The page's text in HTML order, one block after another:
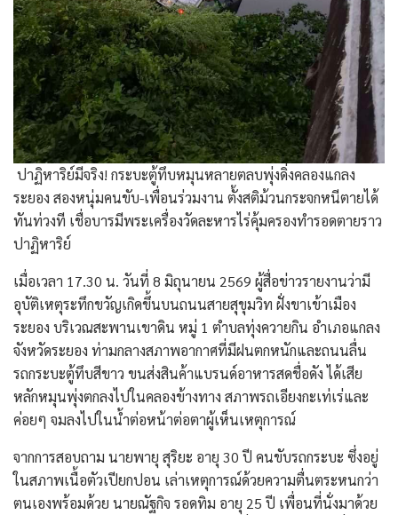
​ ​ปาฏิหาริย์มีจริง! กระบะตู้ทึบหมุนหลายตลบพุ่งดิ่งคลองแกลง
ระยอง สองหนุ่มคนขับ-เพื่อนร่วมงาน ตั้งสติม้วนกระจกหนีตายได้
ทันท่วงที เชื่อบารมีพระเครื่องวัดละหารไร่คุ้มครองทำรอดตายราว
ปาฏิหาริย์
​เมื่อเวลา 17.30 น. วันที่ 8 มิถุนายน 2569 ผู้สื่อข่าวรายงานว่ามี
อุบัติเหตุระทึกขวัญเกิดขึ้นบนถนนสายสุขุมวิท ฝั่งขาเข้าเมือง
ระยอง บริเวณสะพานเขาดิน หมู่ 1 ตำบลทุ่งควายกิน อำเภอแกลง
จังหวัดระยอง ท่ามกลางสภาพอากาศที่มีฝนตกหนักและถนนลื่น
รถกระบะตู้ทึบสีขาว ขนส่งสินค้าแบรนด์อาหารสดชื่อดัง ได้เสีย
หลักหมุนพุ่งตกลงไปในคลองข้างทาง สภาพรถเอียงกะเท่เร่และ
ค่อยๆ จมลงไปในน้ำต่อหน้าต่อตาผู้เห็นเหตุการณ์
​จากการสอบถาม นายพายุ สุริยะ อายุ 30 ปี คนขับรถกระบะ ซึ่งอยู่
ในสภาพเนื้อตัวเปียกปอน เล่าเหตุการณ์ด้วยความตื่นตระหนกว่า
ตนเองพร้อมด้วย นายณัฐกิจ รอดทิม อายุ 25 ปี เพื่อนที่นั่งมาด้วย